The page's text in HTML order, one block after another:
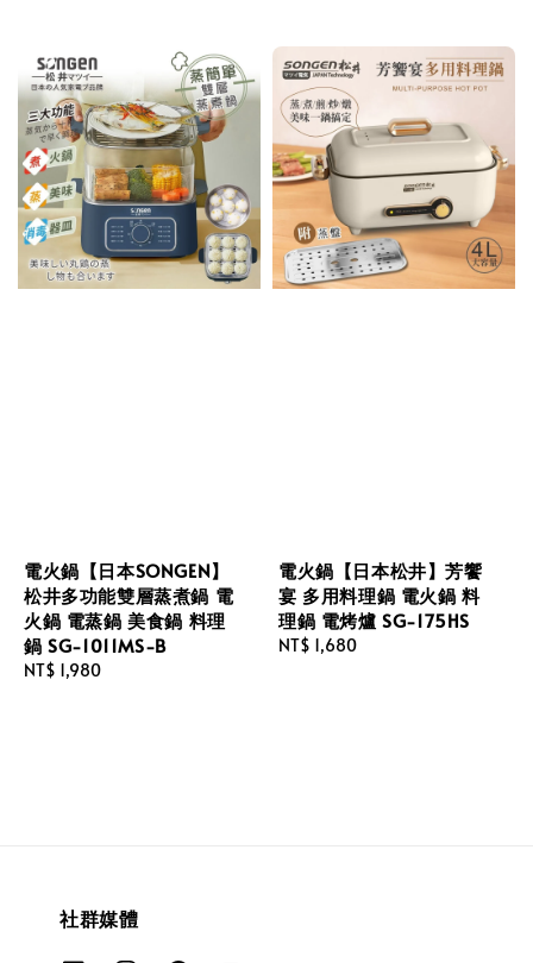
電火鍋【日本SONGEN】
松井多功能雙層蒸煮鍋 電
火鍋 電蒸鍋 美食鍋 料理
鍋 SG-1011MS-B
Regular
NT$ 1,980
電火鍋【日本松井】芳饗
宴 多用料理鍋 電火鍋 料
理鍋 電烤爐 SG-175HS
Regular
NT$ 1,680
社群媒體